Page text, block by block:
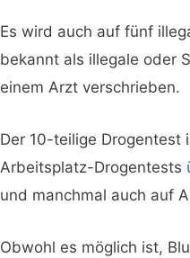
Es wird auch auf fünf
bekannt als illegale oder
einem Arzt verschrieben.
Der 10-teilige Drogentest
Arbeitsplatz-Drogentests
und manchmal auch auf
Obwohl es möglich ist,